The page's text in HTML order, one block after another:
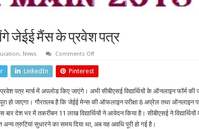
जेईई मैंस के प्रवेश पत्र
, News Comments Offon
में
अपलोड
मैंस
के
प्रवेश
पत्र
LinkedIn Pinterest
पत्र मार्च में अपलोड किए जाएंगे। अभी सीबीएसई विद्यार्थियों के ऑनलाइन फॉर्म की
हो जाएगा। गौरतलब है कि जेईई मेन्स की ऑफलाइन परीक्षा 8 अप्रेल तथा ऑनलाइन
देश भर में तकरीबन 11 लाख विद्यार्थियों ने आवेदन किया है। सीबीएसई ने विद्यार्थियों
त्रुटियां सुधारने का समय दिया था, अब यह अवधि पूरी हो गई है।